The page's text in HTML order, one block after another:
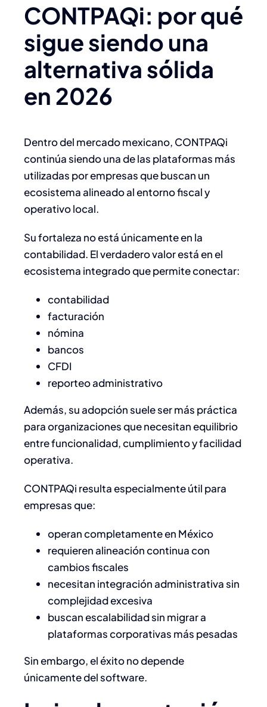
CONTPAQi: por qué
sigue siendo una
alternativa sólida
en 2026
Dentro del mercado mexicano, CONTPAQi
continúa siendo una de las plataformas más
utilizadas por empresas que buscan un
ecosistema alineado al entorno fiscal y
operativo local.
Su fortaleza no está únicamente en la
contabilidad. El verdadero valor está en el
ecosistema integrado que permite conectar:
contabilidad
facturación
nómina
bancos
CFDI
reporteo administrativo
Además, su adopción suele ser más práctica
para organizaciones que necesitan equilibrio
entre funcionalidad, cumplimiento y facilidad
operativa.
CONTPAQi resulta especialmente útil para
empresas que:
operan completamente en México
requieren alineación continua con
cambios fiscales
necesitan integración administrativa sin
complejidad excesiva
buscan escalabilidad sin migrar a
plataformas corporativas más pesadas
Sin embargo, el éxito no depende
únicamente del software.